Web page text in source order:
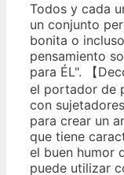
Todos y cada
un conjunto
bonita o
pensamiento
para ÉL". 【
el portador de
con
para crear un
que tiene
el buen humor
puede utilizar